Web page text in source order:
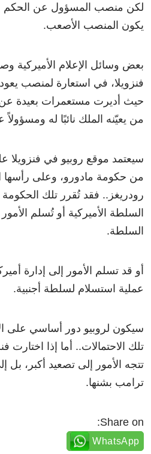
لكن منصب المسؤول عن الحكم
يكون المنصب الأصعب.
بعض وسائل الإعلام الأميركية
فنزويلا، في استعارة لمنصب
حيث أديرت مستعمرات بعيدة عن
من يعيّنه الملك نائبًا له
سيعتمد موقع روبيو في فنزويلا
من حكومة مادورو، وعلى رأسها
رودريغز.. فقد تُقرر تلك
السلطة الأميركية أو تُسلم
السلطة.
أو قد تسلم الأمور إلى إدارة
عملية استسلام لسلطة أجنبية.
سيكون لروبيو دور أساسي على
تلك الاحتمالات.. أما إذا اختارت
تتجه الأمور إلى تصعيد أكبر،
ترامب بشنها.
Share on:
WhatsApp